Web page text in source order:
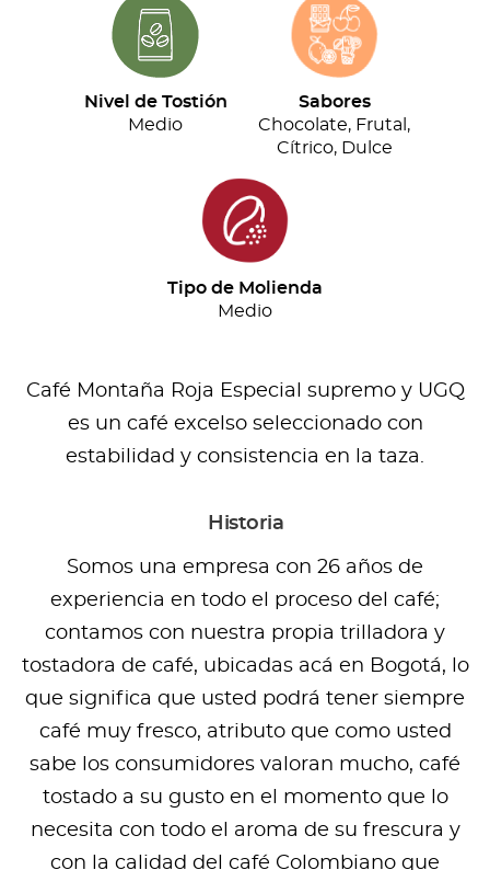
Nivel de Tostión
Medio
Sabores
Chocolate, Frutal,
Cítrico, Dulce
Tipo de Molienda
Medio
Café Montaña Roja Especial supremo y UGQ
es un café excelso seleccionado con
estabilidad y consistencia en la taza.
Historia
Somos una empresa con 26 años de
experiencia en todo el proceso del café;
contamos con nuestra propia trilladora y
tostadora de café, ubicadas acá en Bogotá, lo
que significa que usted podrá tener siempre
café muy fresco, atributo que como usted
sabe los consumidores valoran mucho, café
tostado a su gusto en el momento que lo
necesita con todo el aroma de su frescura y
con la calidad del café Colombiano que